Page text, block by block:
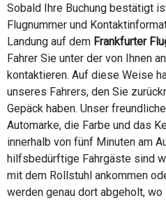
Sobald Ihre Buchung bestätigt
Flugnummer und
Landung auf dem Frankfurter
Fahrer Sie unter der von Ihnen
kontaktieren. Auf diese Weise
unseres Fahrers, den Sie
Gepäck haben. Unser
Automarke, die Farbe und das
innerhalb von fünf Minuten am
hilfsbedürftige Fahrgäste sind
mit dem Rollstuhl ankommen
werden genau dort abgeholt, wo